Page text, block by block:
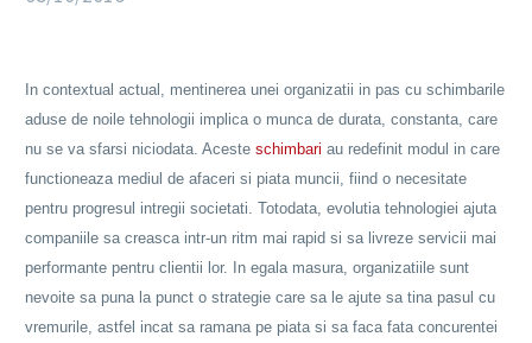
In contextual actual, mentinerea unei organizatii in pas cu schimbarile
aduse de noile tehnologii implica o munca de durata, constanta, care
nu se va sfarsi niciodata. Aceste schimbari au redefinit modul in care
functioneaza mediul de afaceri si piata muncii, fiind o necesitate
pentru progresul intregii societati. Totodata, evolutia tehnologiei ajuta
companiile sa creasca intr-un ritm mai rapid si sa livreze servicii mai
performante pentru clientii lor. In egala masura, organizatiile sunt
nevoite sa puna la punct o strategie care sa le ajute sa tina pasul cu
vremurile, astfel incat sa ramana pe piata si sa faca fata concurentei